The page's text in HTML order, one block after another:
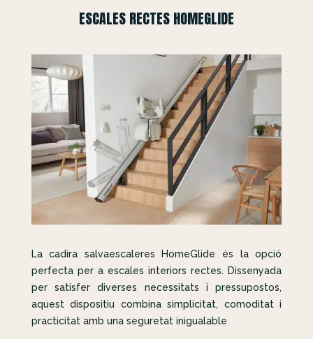
ESCALES RECTES HOMEGLIDE
La cadira salvaescaleres HomeGlide és la opció
perfecta per a escales interiors rectes. Dissenyada
per satisfer diverses necessitats i pressupostos,
aquest dispositiu combina simplicitat, comoditat i
practicitat amb una seguretat inigualable